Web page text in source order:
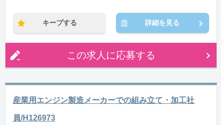
キープする 詳細を見る
この求人に応募する
産業用エンジン製造メーカーでの組み立て・加工社
員/H126973